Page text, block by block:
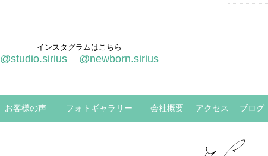
インスタグラムはこちら
@studio.sirius @newborn.sirius
お客様の声 フォトギャラリー 会社概要 アクセス ブログ